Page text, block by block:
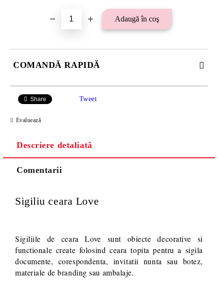
COMANDĂ RAPIDĂ
SAU 15 LEI TAXA TRANSPORT PENTRU PLATA CU
Va multumim! Veti fi contactat pentru stabilirea eventualelor detalii
suplimentare necesare procesarii comenzii dumneavoastra.
Share Tweet
Evaluează
Descriere detaliată
Comentarii
Sigiliu ceara Love
Sigiliile de ceara Love sunt obiecte decorative si
functionale create folosind ceara topita pentru a sigila
documente, corespondenta, invitatii nunta sau botez,
materiale de branding sau ambalaje.